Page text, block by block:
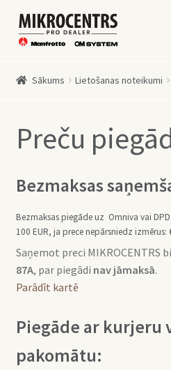
Skip
to
Skip
to
Sākums Lietošanas noteikumi
Preču
Bezmaksas
Bezmaksas piegāde uz Omniva vai
100 EUR, ja prece nepārsniedz izmērus:
Saņemot preci MIKROCENTRS
87A, par piegādi nav jāmaksā.
Parādīt kartē
Piegāde ar kurjeru
pakomātu: